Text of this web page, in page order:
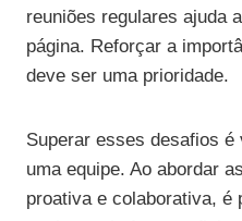
reuniões regulares ajuda
página. Reforçar a
deve ser uma prioridade.
Superar esses desafios
uma equipe. Ao abordar
proativa e colaborativa,